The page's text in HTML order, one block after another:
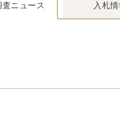
査ニュース 入札情